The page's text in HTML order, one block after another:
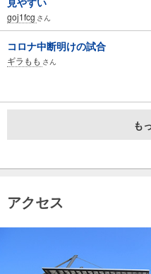
goj1fcg さん
コロナ中断明けの試合
ギラもも さん
も
アクセス